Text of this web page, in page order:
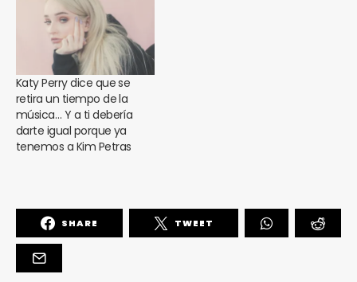
Katy Perry dice que se
retira un tiempo de la
música… Y a ti debería
darte igual porque ya
tenemos a Kim Petras
SHARE TWEET